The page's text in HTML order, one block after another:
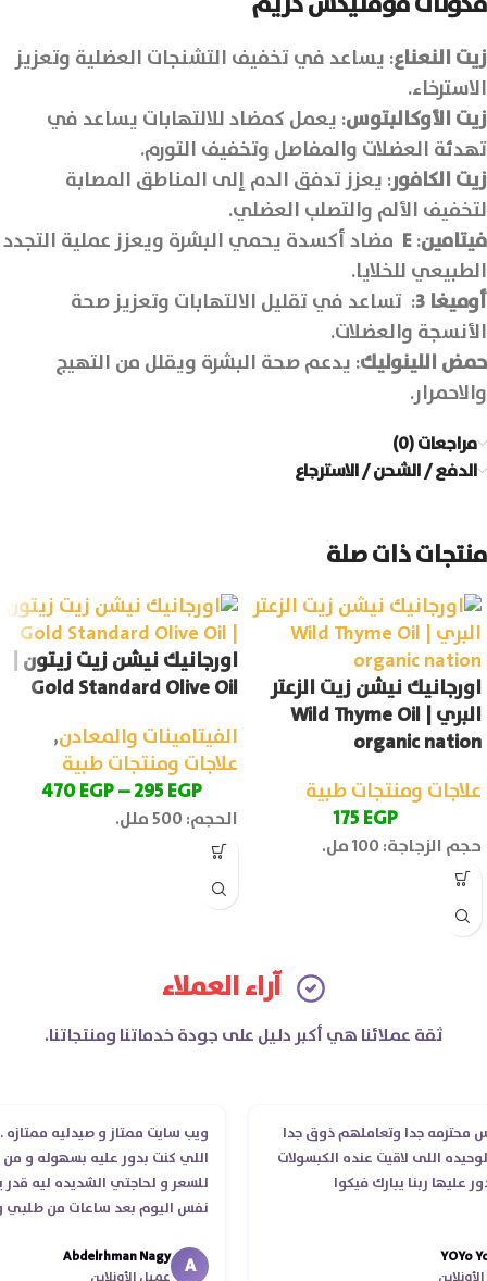
زيت النعناع: يساعد في تخفيف التشنجات العضلية وتعزيز
الاسترخاء.
زيت الأوكالبتوس: يعمل كمضاد للالتهابات يساعد في
تهدئة العضلات والمفاصل وتخفيف التورم.
زيت الكافور: يعزز تدفق الدم إلى المناطق المصابة
لتخفيف الألم والتصلب العضلي.
فيتامين:
مضاد أكسدة يحمي البشرة ويعزز عملية التجدد
الطبيعي للخلايا.
أوميغا 3 : تساعد في تقليل الالتهابات وتعزيز صحة
الأنسجة والعضلات.
حمض اللينوليك: يدعم صحة البشرة ويقلل من التهيج
والاحمرار.
مراجعات (0)
الدفع / الشحن / الاسترجاع
منتجات ذات صلة
اورجانيك نيشن زيت الزعتر
البري | Wild Thyme Oil
organic nation
علاجات ومنتجات طبية
175EGP
حجم الزجاجة: 100 مل.
اورجانيك نيشن زيت زيتون |
Gold Standard Olive Oil
الفيتامينات والمعادن,
علاجات ومنتجات طبية
295EGP
–
470EGP
الحجم: 500 ملل.
آراء العملاء
ثقة عملائنا هي أكبر دليل على جودة خدماتنا ومنتجاتنا.
جدا وتعاملهم ذوق جدا
اللى لاقيت عنده الكبسولات
ربنا يبارك فيكوا
ويب سايت ممتاز و صيدليه ممتازه
اللي كنت بدور عليه بسهوله و من غير
للسعر و لحاجتي الشديده ليه قدر
نفس اليوم بعد ساعات من طلبي و
انتهاء موعد عمله ..فضل يتابع معايا
A
Abdelrhman Nagy